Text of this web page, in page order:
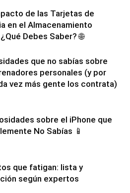
de las Tarjetas de
en el Almacenamiento
Debes Saber? 🌐
que no sabías sobre
personales (y por
vez más gente los contrata)
sobre el iPhone que
No Sabías 📱
que fatigan: lista y
según expertos